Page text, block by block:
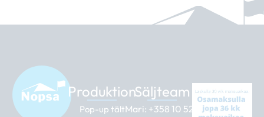
Produktion
Pop-up tält
Säljteam
Mari: +358 10 526